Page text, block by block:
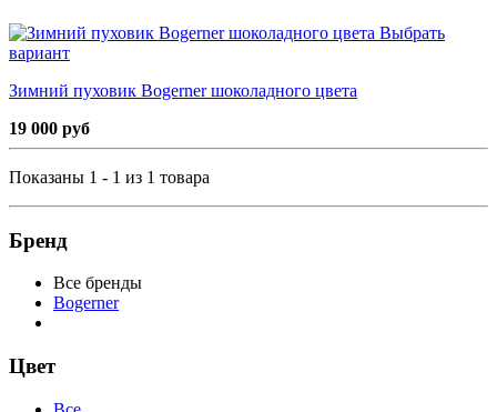
Выбрать
вариант
Зимний пуховик Bogerner шоколадного цвета
19 000 руб
Показаны 1 - 1 из 1 товара
Бренд
Все бренды
Bogerner
Цвет